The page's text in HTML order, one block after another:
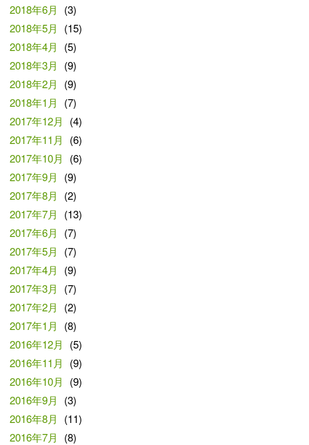
2018年6月
(3)
2018年5月
(15)
2018年4月
(5)
2018年3月
(9)
2018年2月
(9)
2018年1月
(7)
2017年12月
(4)
2017年11月
(6)
2017年10月
(6)
2017年9月
(9)
2017年8月
(2)
2017年7月
(13)
2017年6月
(7)
2017年5月
(7)
2017年4月
(9)
2017年3月
(7)
2017年2月
(2)
2017年1月
(8)
2016年12月
(5)
2016年11月
(9)
2016年10月
(9)
2016年9月
(3)
2016年8月
(11)
2016年7月
(8)